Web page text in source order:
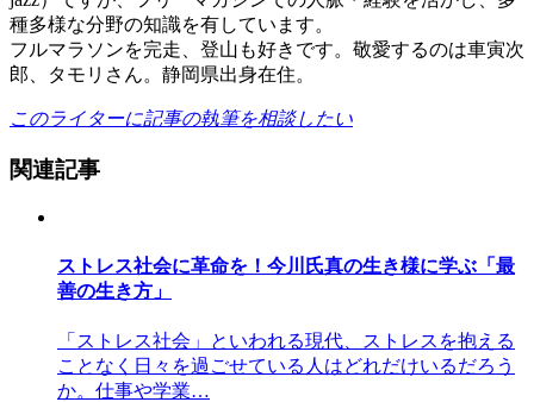
種多様な分野の知識を有しています。
フルマラソンを完走、登山も好きです。敬愛するのは車寅次
郎、タモリさん。静岡県出身在住。
このライターに記事の執筆を相談したい
関連記事
ストレス社会に革命を！今川氏真の生き様に学ぶ「最
善の生き方」
「ストレス社会」といわれる現代、ストレスを抱える
ことなく日々を過ごせている人はどれだけいるだろう
か。仕事や学業…